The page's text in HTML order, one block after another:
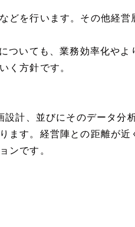
どを行います。その他経営
ついても、業務効率化やよ
く方針です。
計、並びにそのデータ分
ます。経営陣との距離が近
ンです。